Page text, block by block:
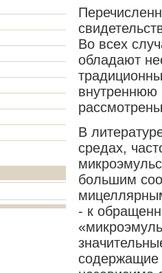
Во всех
обладают
внутреннюю
В
средах,
большим
- к
содержащие